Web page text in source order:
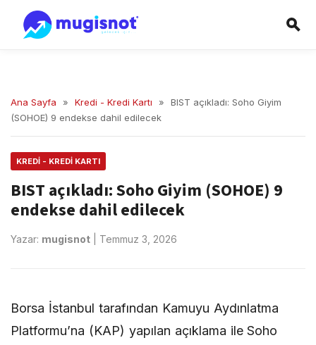
Ana Sayfa » Kredi - Kredi Kartı »
BIST açıkladı: Soho Giyim
(SOHOE) 9 endekse dahil edilecek
KREDI - KREDI KARTI
BIST açıkladı: Soho Giyim (SOHOE) 9
endekse dahil edilecek
Yazar: mugisnot Temmuz 3, 2026
Borsa İstanbul tarafından Kamuyu Aydınlatma
Platformu’na (KAP) yapılan açıklama ile Soho